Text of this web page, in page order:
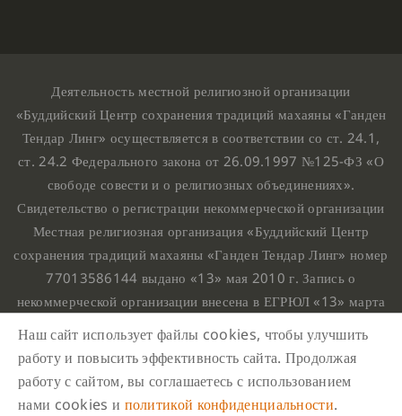
Деятельность местной религиозной организации
«Буддийский Центр сохранения традиций махаяны «Ганден
Тендар Линг» осуществляется в соответствии со ст. 24.1,
ст. 24.2 Федерального закона от 26.09.1997 №125-ФЗ «О
свободе совести и о религиозных объединениях».
Свидетельство о регистрации некоммерческой организации
Местная религиозная организация «Буддийский Центр
сохранения традиций махаяны «Ганден Тендар Линг» номер
77013586144 выдано «13» мая 2010 г. Запись о
некоммерческой организации внесена в ЕГРЮЛ «13» марта
номером 1107799015708.
Ганден Тендар Линг © 2020 Все права защищены
Наш адрес : г. Москва, Нахимовский проспект, 32. Этаж
Наш сайт использует файлы cookies, чтобы улучшить
работу и повысить эффективность сайта. Продолжая
работу с сайтом, вы соглашаетесь с использованием
нами cookies и политикой конфиденциальности.